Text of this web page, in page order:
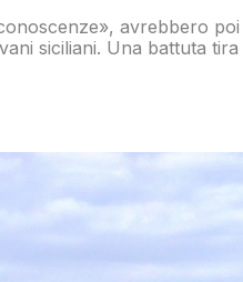
avrebbero
siciliani. Una battuta